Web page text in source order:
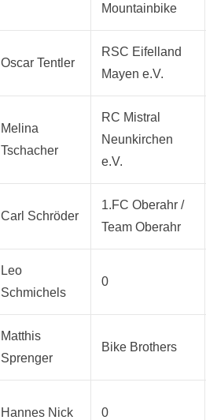
Mountainbike
Oscar Tentler
RSC Eifelland
Mayen e.V.
Melina
Tschacher
RC Mistral
Neunkirchen
e.V.
Carl Schröder
1.FC Oberahr /
Team Oberahr
Leo
Schmichels
0
Matthis
Sprenger
Bike Brothers
Hannes Nick 0